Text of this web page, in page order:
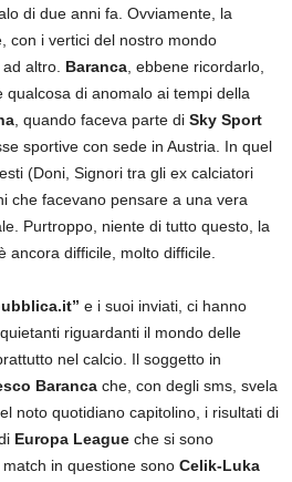
di due anni fa. Ovviamente, la
con i vertici del nostro mondo
altro. Baranca, ebbene ricordarlo,
di anomalo ai tempi della
, quando faceva parte di Sky Sport
sportive con sede in Austria. In quel
(Doni, Signori tra gli ex calciatori
che facevano pensare a una vera
Purtroppo, niente di tutto questo, la
ancora difficile, molto difficile.
e i suoi inviati, ci hanno
riguardanti il mondo delle
nel calcio. Il soggetto in
Baranca che, con degli sms, svela
noto quotidiano capitolino, i risultati di
Europa League che si sono
in questione sono Celik-Luka